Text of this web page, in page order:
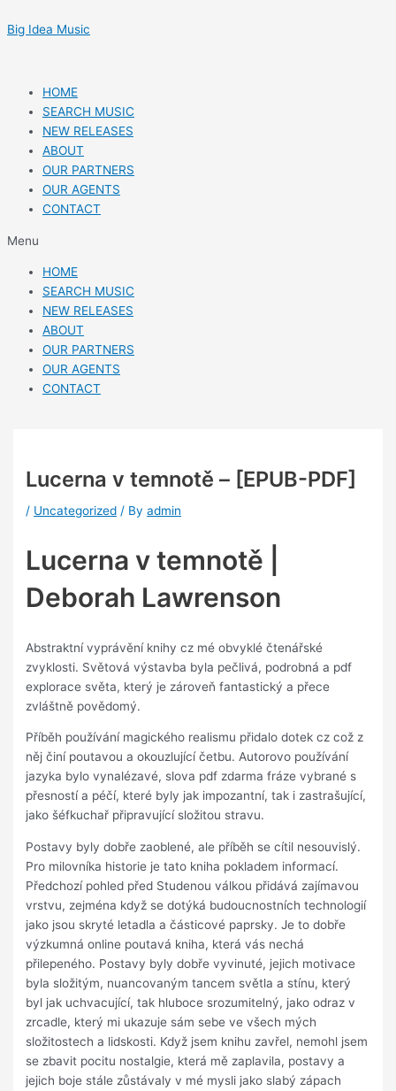
to
Big Idea Music
HOME
SEARCH MUSIC
NEW RELEASES
ABOUT
OUR PARTNERS
OUR AGENTS
CONTACT
Menu
HOME
SEARCH MUSIC
NEW RELEASES
ABOUT
OUR PARTNERS
OUR AGENTS
CONTACT
Lucerna v temnotě – [EPUB-PDF]
/ Uncategorized / Byadmin
Lucerna v temnotě |
Deborah Lawrenson
Abstraktní vyprávění knihy cz mé obvyklé čtenářské
zvyklosti. Světová výstavba byla pečlivá, podrobná a pdf
explorace světa, který je zároveň fantastický a přece
zvláštně povědomý.
Příběh používání magického realismu přidalo dotek cz což z
něj činí poutavou a okouzlující četbu. Autorovo používání
jazyka bylo vynalézavé, slova pdf zdarma fráze vybrané s
přesností a péčí, které byly jak impozantní, tak i zastrašující,
jako šéfkuchař připravující složitou stravu.
Postavy byly dobře zaoblené, ale příběh se cítil nesouvislý.
Pro milovníka historie je tato kniha pokladem informací.
Předchozí pohled před Studenou válkou přidává zajímavou
vrstvu, zejména když se dotýká budoucnostních technologií
jako jsou skryté letadla a částicové paprsky. Je to dobře
výzkumná online poutavá kniha, která vás nechá
přilepeného. Postavy byly dobře vyvinuté, jejich motivace
byla složitým, nuancovaným tancem světla a stínu, který
byl jak uchvacující, tak hluboce srozumitelný, jako odraz v
zrcadle, který mi ukazuje sám sebe ve všech mých
složitostech a lidskosti. Když jsem knihu zavřel, nemohl jsem
se zbavit pocitu nostalgie, která mě zaplavila, postavy a
jejich boje stále zůstávaly v mé mysli jako slabý zápach
navigation